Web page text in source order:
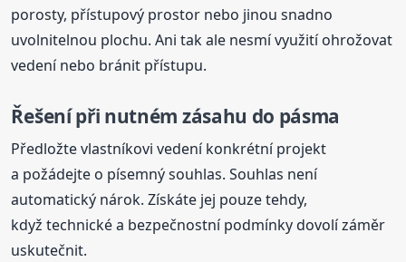
porosty, přístupový prostor nebo jinou snadno
uvolnitelnou plochu. Ani tak ale nesmí využití ohrožovat
vedení nebo bránit přístupu.
Řešení při nutném zásahu do pásma
Předložte vlastníkovi vedení konkrétní projekt
a požádejte o písemný souhlas. Souhlas není
automatický nárok. Získáte jej pouze tehdy,
když technické a bezpečnostní podmínky dovolí záměr
uskutečnit.